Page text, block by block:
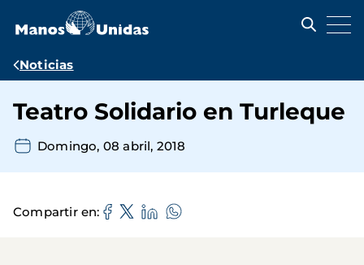
contenido
Ruta
navegación
Noticias
Teatro Solidario en Turleque
Domingo, 08 abril, 2018
Compartir en